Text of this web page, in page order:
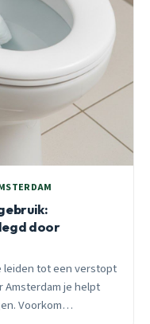
door
leiden tot een verstopt
Amsterdam je helpt
Voorkom